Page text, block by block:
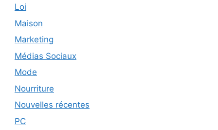
Loi
Maison
Marketing
Médias Sociaux
Mode
Nourriture
Nouvelles récentes
PC